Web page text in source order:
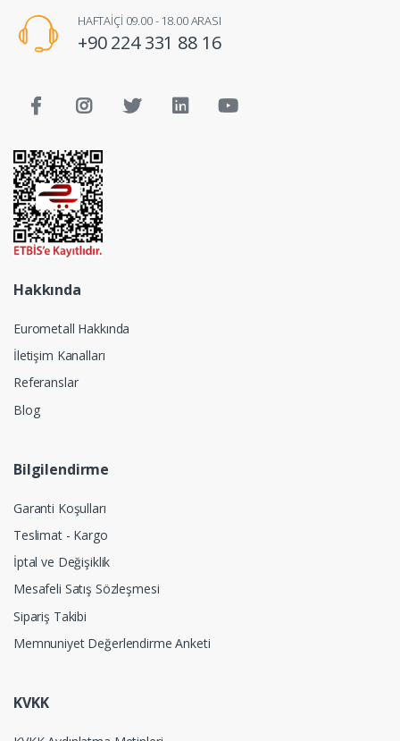
HAFTAİÇİ 09.00 - 18.00 ARASI
+90 224 331 88 16
Hakkında
Eurometall Hakkında
İletişim Kanalları
Referanslar
Blog
Bilgilendirme
Garanti Koşulları
Teslimat - Kargo
İptal ve Değişiklik
Mesafeli Satış Sözleşmesi
Sipariş Takibi
Memnuniyet Değerlendirme Anketi
KVKK